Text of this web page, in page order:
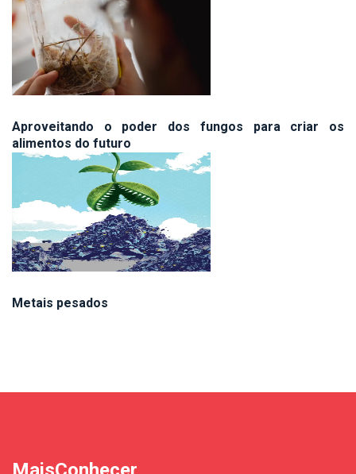
Aproveitando o poder dos fungos para criar os
alimentos do futuro
Metais pesados